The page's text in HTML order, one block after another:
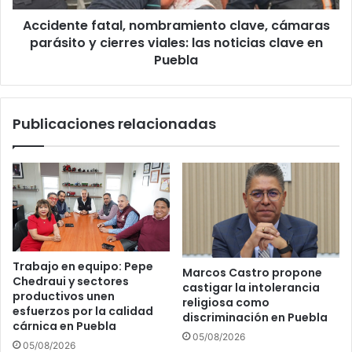
viales:
las
noticias
Puebla
Accidente fatal, nombramiento clave, cámaras
parásito y cierres viales: las noticias clave en
Puebla
Publicaciones relacionadas
Trabajo en equipo: Pepe
Chedraui y sectores
productivos unen
esfuerzos por la calidad
cárnica en Puebla
05/08/2026
Marcos Castro propone
castigar la intolerancia
religiosa como
discriminación en Puebla
05/08/2026